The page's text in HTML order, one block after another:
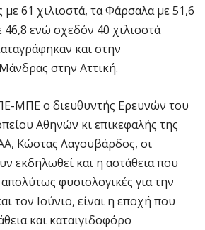
61 χιλιοστά, τα Φάρσαλα με 51,6
ενώ σχεδόν 40 χιλιοστά
και στην
στην Αττική.
ΜΠΕ ο διευθυντής Ερευνών του
Αθηνών κι επικεφαλής της
Κώστας Λαγουβάρδος, οι
εκδηλωθεί και η αστάθεια που
απολύτως φυσιολογικές για την
τον Ιούνιο, είναι η εποχή που
και καταιγιδοφόρο